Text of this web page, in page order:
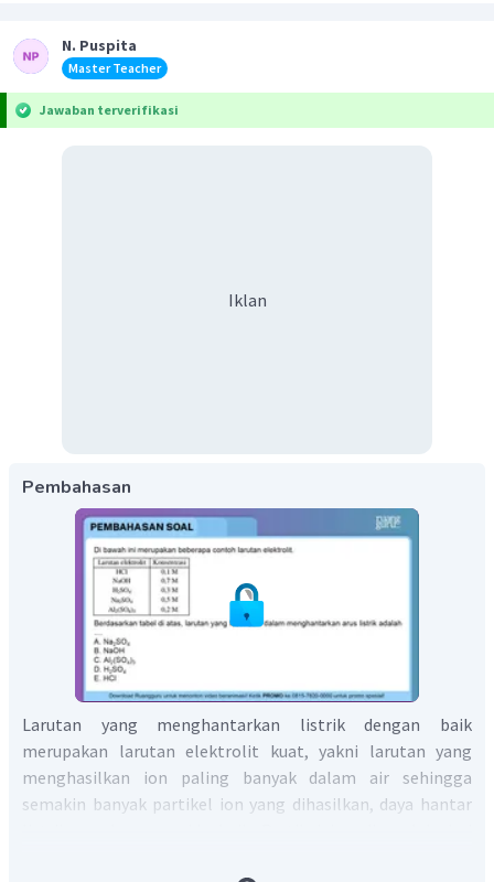
N. Puspita
Master Teacher
Jawaban terverifikasi
Iklan
Pembahasan
Larutan yang menghantarkan listrik dengan baik
merupakan larutan elektrolit kuat, yakni larutan yang
menghasilkan ion paling banyak dalam air sehingga
semakin banyak partikel ion yang dihasilkan, daya hantar